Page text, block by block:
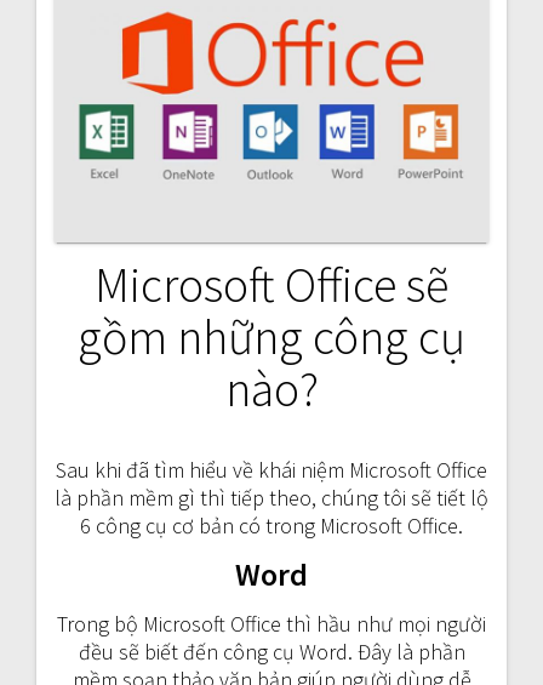
Microsoft Office sẽ
gồm những công cụ
nào?
Sau khi đã tìm hiểu về khái niệm Microsoft Office
là phần mềm gì thì tiếp theo, chúng tôi sẽ tiết lộ
6 công cụ cơ bản có trong Microsoft Office.
Word
Trong bộ Microsoft Office thì hầu như mọi người
đều sẽ biết đến công cụ Word. Đây là phần